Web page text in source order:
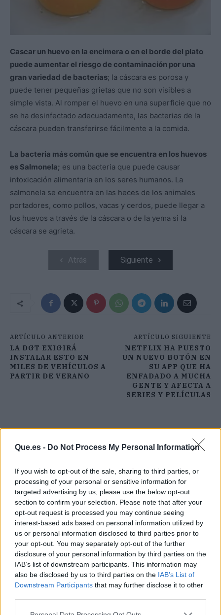
Que.es - Do Not Process My Personal Information
If you wish to opt-out of the sale, sharing to third parties, or
processing of your personal or sensitive information for
targeted advertising by us, please use the below opt-out
section to confirm your selection. Please note that after your
opt-out request is processed you may continue seeing
interest-based ads based on personal information utilized by
us or personal information disclosed to third parties prior to
your opt-out. You may separately opt-out of the further
disclosure of your personal information by third parties on the
IAB’s list of downstream participants. This information may
also be disclosed by us to third parties on the IAB’s List of
Downstream Participants that may further disclose it to other
Cascar un huevo en la encimera o en el borde del plato
puede aumentar el riesgo de contaminación por una
gran variedad de bacterias; la cáscara es porosa y
puede tener pequeñas grietas que no son visibles a
simple vista. Al romper el huevo en una superficie que no
se ha desinfectado adecuadamente, las bacterias de la
cáscara pueden transferirse fácilmente a la comida.
La bacteria más común que se encuentra en los huevos
es Salmonela; es una bacteria que puede causar
intoxicación alimentaria en los seres humanos. La
salmonela se encuentra en las heces de los animales
portadores, como pollos, vacas y cerdos, puede llegar a
los huevos a través de la cáscara o de la yema si la
cáscara se agrieta.
Atrás Siguiente
ARTÍCULO ANTERIOR
LA DGT EXIGIRÁ
INSTALAR ESTO EN
MILES DE VEHÍCULOS A
PARTIR DE VERANO
ARTÍCULO SIGUIENTE
NETFLIX HA PUESTO
UN NUEVO BOTÓN EN
SU APP QUE HA
ENFADADO A MUCHA
GENTE Y AFECTA A
SERIES Y PELÍCULAS
Publicidad